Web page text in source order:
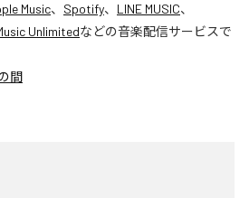
Music、 Spotify、 LINE MUSIC、
Unlimitedなどの音楽配信サービスで
間